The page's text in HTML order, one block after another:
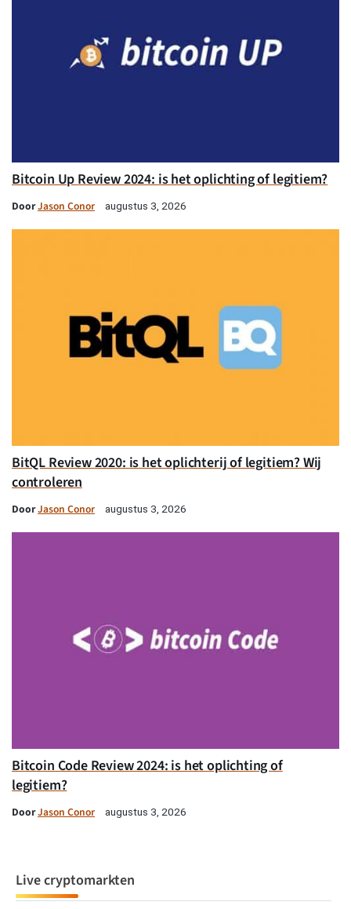
Bitcoin Up Review 2024: is het oplichting of legitiem?
DoorJason Conor augustus 3, 2026
BitQL Review 2020: is het oplichterij of legitiem? Wij
controleren
DoorJason Conor augustus 3, 2026
Bitcoin Code Review 2024: is het oplichting of
legitiem?
DoorJason Conor augustus 3, 2026
Live cryptomarkten